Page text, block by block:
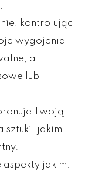
kontrolując
wygojenia
a
lub
Twoją
sztuki, jakim
jak m.